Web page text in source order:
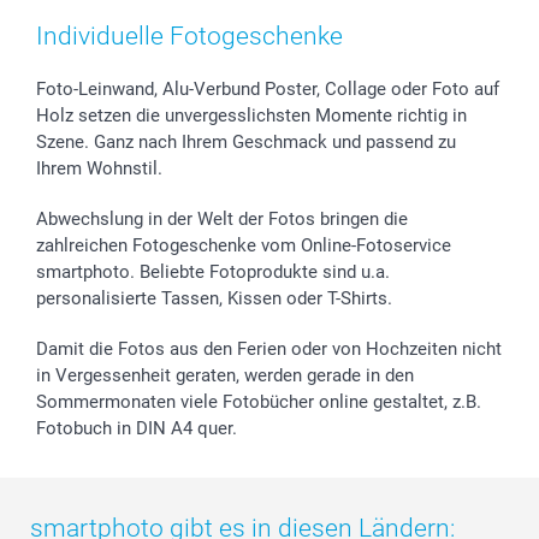
Zubehör & Material
Sticker & Etiketten
Geschenk-Gutscheine (PDF)
AGB
Presse
Partnerprogramme
Investor Relations
Widerrufsrecht
Muttertag
Kommunion & Konfirmation
Hochzeit
Geburtstag
Zu allen Anlässen
Preise und Versandkosten
48h Lieferung
Zahlungsmöglichkeiten
Anmelden /Registrieren
Status der Bestellung
smartfriends
smartgarantie
smartbonus
Individuelle Fotogeschenke
Foto-Leinwand, Alu-Verbund Poster, Collage oder Foto auf
Holz setzen die unvergesslichsten Momente richtig in
Szene. Ganz nach Ihrem Geschmack und passend zu
Ihrem Wohnstil.
Abwechslung in der Welt der Fotos bringen die
zahlreichen Fotogeschenke vom Online-Fotoservice
smartphoto. Beliebte Fotoprodukte sind u.a.
personalisierte Tassen, Kissen oder T-Shirts.
Damit die Fotos aus den Ferien oder von Hochzeiten nicht
in Vergessenheit geraten, werden gerade in den
Sommermonaten viele Fotobücher online gestaltet, z.B.
Fotobuch in DIN A4 quer.
smartphoto gibt es in diesen Ländern: